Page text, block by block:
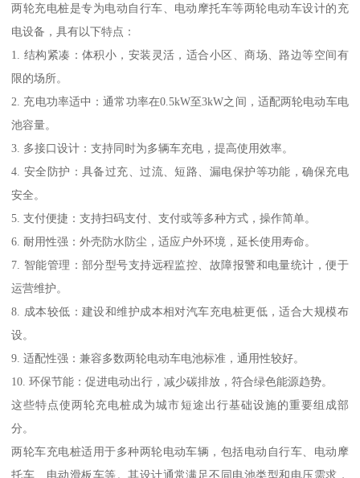
两轮充电桩是专为电动自行车、电动摩托车等两轮电动车设计的充
电设备，具有以下特点：
1. 结构紧凑：体积小，安装灵活，适合小区、商场、路边等空间有
限的场所。
2. 充电功率适中：通常功率在0.5kW至3kW之间，适配两轮电动车电
池容量。
3. 多接口设计：支持同时为多辆车充电，提高使用效率。
4. 安全防护：具备过充、过流、短路、漏电保护等功能，确保充电
安全。
5. 支付便捷：支持扫码支付、支付或等多种方式，操作简单。
6. 耐用性强：外壳防水防尘，适应户外环境，延长使用寿命。
7. 智能管理：部分型号支持远程监控、故障报警和电量统计，便于
运营维护。
8. 成本较低：建设和维护成本相对汽车充电桩更低，适合大规模布
设。
9. 适配性强：兼容多数两轮电动车电池标准，通用性较好。
10. 环保节能：促进电动出行，减少碳排放，符合绿色能源趋势。
这些特点使两轮充电桩成为城市短途出行基础设施的重要组成部
分。
两轮车充电桩适用于多种两轮电动车辆，包括电动自行车、电动摩
托车、电动滑板车等。其设计通常满足不同电池类型和电压需求，